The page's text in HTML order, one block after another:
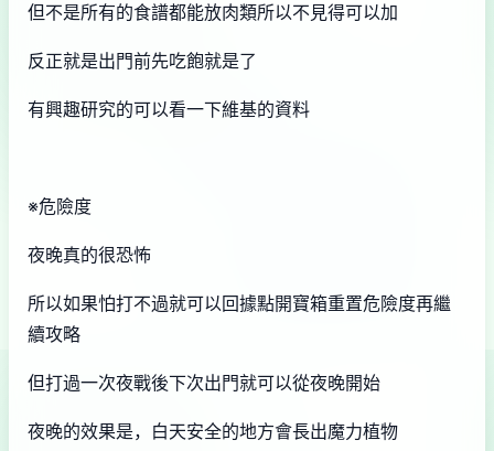
但不是所有的食譜都能放肉類所以不見得可以加
反正就是出門前先吃飽就是了
有興趣研究的可以看一下維基的資料
※危險度
夜晚真的很恐怖
所以如果怕打不過就可以回據點開寶箱重置危險度再繼
續攻略
但打過一次夜戰後下次出門就可以從夜晚開始
夜晚的效果是，白天安全的地方會長出魔力植物